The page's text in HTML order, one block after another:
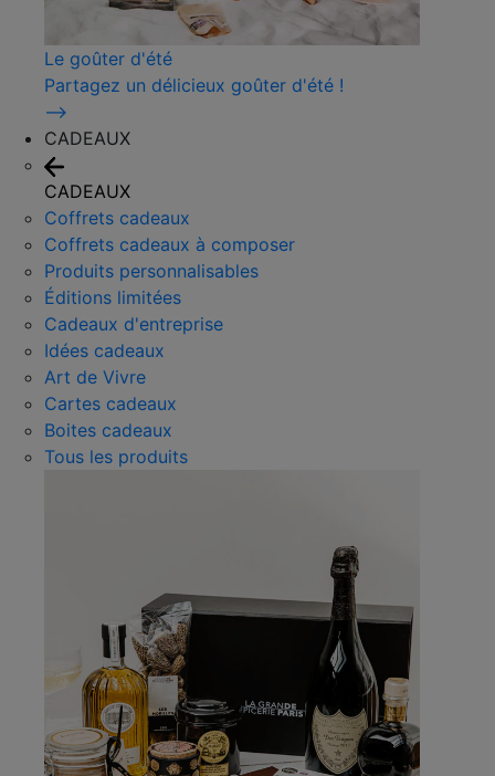
Le goûter d'été
Partagez un délicieux goûter d'été !
⟶
CADEAUX
CADEAUX
Coffrets cadeaux
Coffrets cadeaux à composer
Produits personnalisables
Éditions limitées
Cadeaux d'entreprise
Idées cadeaux
Art de Vivre
Cartes cadeaux
Boites cadeaux
Tous les produits